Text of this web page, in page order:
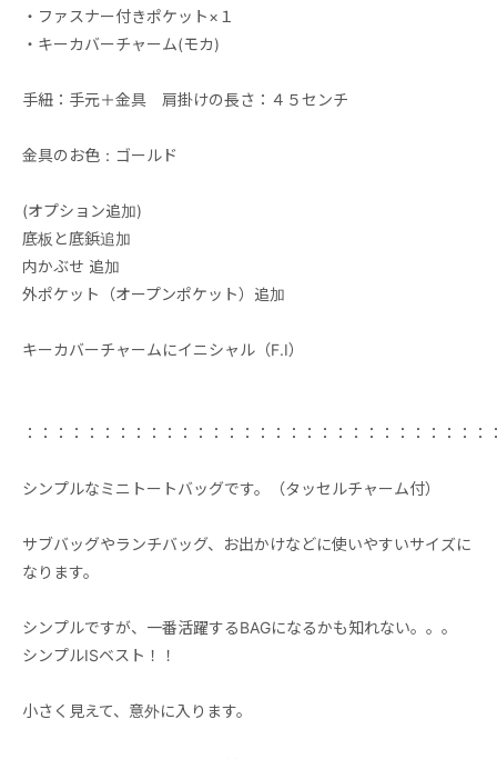
・ファスナー付きポケット×１
・キーカバーチャーム(モカ)
手紐：手元＋金具 肩掛けの長さ：４５センチ
金具のお色：ゴールド
(オプション追加)
底板と底鋲追加
内かぶせ 追加
外ポケット（オープンポケット）追加
キーカバーチャームにイニシャル（F.I）
：：：：：：：：：：：：：：：：：：：：：：：：：：：：：：
シンプルなミニトートバッグです。（タッセルチャーム付）
サブバッグやランチバッグ、お出かけなどに使いやすいサイズに
なります。
シンプルですが、一番活躍するBAGになるかも知れない。。。
シンプルISベスト！！
小さく見えて、意外に入ります。